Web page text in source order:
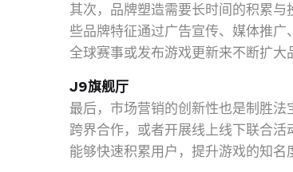
其次，品牌塑造需要长时间的积累
些品牌特征通过广告宣传、媒体推
全球赛事或发布游戏更新来不断扩大
J9旗舰厅
最后，市场营销的创新性也是制胜
跨界合作，或者开展线上线下联合
能够快速积累用户，提升游戏的知名